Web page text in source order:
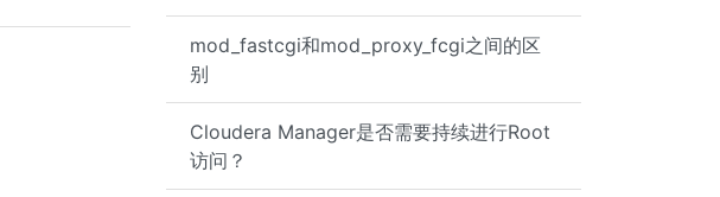
mod_fastcgi和mod_proxy_fcgi之间的区
别
Cloudera Manager是否需要持续进行Root
访问？